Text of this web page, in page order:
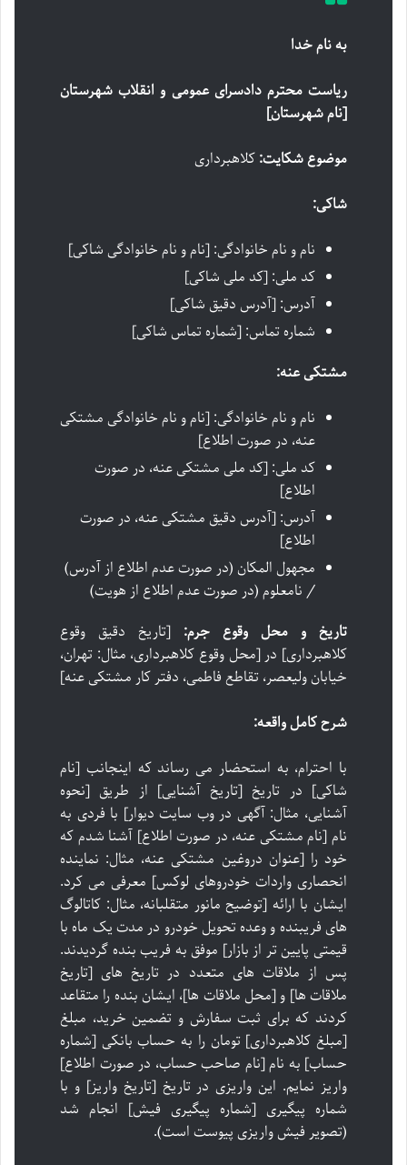
به نام خدا
ریاست محترم دادسرای عمومی و انقلاب شهرستان
[نام شهرستان]
موضوع شکایت:کلاهبرداری
شاکی:
نام و نام خانوادگی: [نام و نام خانوادگی شاکی]
کد ملی: [کد ملی شاکی]
آدرس: [آدرس دقیق شاکی]
شماره تماس: [شماره تماس شاکی]
مشتکی عنه:
نام و نام خانوادگی: [نام و نام خانوادگی مشتکی
عنه، در صورت اطلاع]
کد ملی: [کد ملی مشتکی عنه، در صورت
اطلاع]
آدرس: [آدرس دقیق مشتکی عنه، در صورت
اطلاع]
مجهول المکان (در صورت عدم اطلاع از آدرس)
/ نامعلوم (در صورت عدم اطلاع از هویت)
تاریخ و محل وقوع جرم: [تاریخ دقیق وقوع
کلاهبرداری] در [محل وقوع کلاهبرداری، مثال: تهران،
خیابان ولیعصر، تقاطع فاطمی، دفتر کار مشتکی عنه]
شرح کامل واقعه:
با احترام، به استحضار می رساند که اینجانب [نام
شاکی] در تاریخ [تاریخ آشنایی] از طریق [نحوه
آشنایی، مثال: آگهی در وب سایت دیوار] با فردی به
نام [نام مشتکی عنه، در صورت اطلاع] آشنا شدم که
خود را [عنوان دروغین مشتکی عنه، مثال: نماینده
انحصاری واردات خودروهای لوکس] معرفی می کرد.
ایشان با ارائه [توضیح مانور متقلبانه، مثال: کاتالوگ
های فریبنده و وعده تحویل خودرو در مدت یک ماه با
قیمتی پایین تر از بازار] موفق به فریب بنده گردیدند.
پس از ملاقات های متعدد در تاریخ های [تاریخ
ملاقات ها] و [محل ملاقات ها]، ایشان بنده را متقاعد
کردند که برای ثبت سفارش و تضمین خرید، مبلغ
[مبلغ کلاهبرداری] تومان را به حساب بانکی [شماره
حساب] به نام [نام صاحب حساب، در صورت اطلاع]
واریز نمایم. این واریزی در تاریخ [تاریخ واریز] و با
شماره پیگیری [شماره پیگیری فیش] انجام شد
(تصویر فیش واریزی پیوست است).